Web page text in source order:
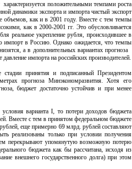
положительными темпами роста
динамики экспорта и импорта чистый экспорт
объемов, как и в 2001 году. Вместе с тем темпы
как в 2000-2001 гг. Это обусловливается
реальное укрепление рубля, происходившее в
импорт в Россию. Однако ожидается, что темпы
а в дополнительных вариантах прогноза
импорта на российских производителей.
принятия и подписанный Президентом
прогноза Минэкономразвития. Хотя его
бюджет достаточно устойчив и при менее
варианта I, то потери доходов бюджета
Вместе с тем в принятом федеральном бюджете
еще примерно 69 млрд. рублей составляют
реализованы только при условии получения
перекрывают упомянутую возможную потерю
бюджета как бы рассчитана, исходя из
внешнего государственного долга) при этом